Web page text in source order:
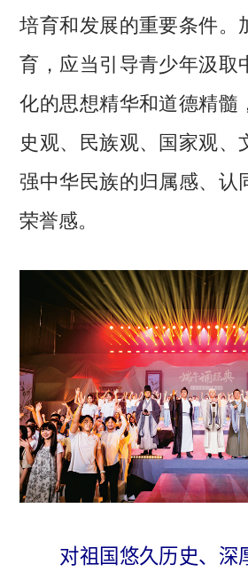
培育和发展的重要条件。
育，应当引导青少年汲取
化的思想精华和道德精髓
史观、民族观、国家观、
强中华民族的归属感、认
荣誉感。
对祖国悠久历史、深